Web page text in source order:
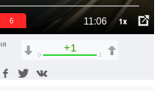
11:06 1x
6
+1
0 1